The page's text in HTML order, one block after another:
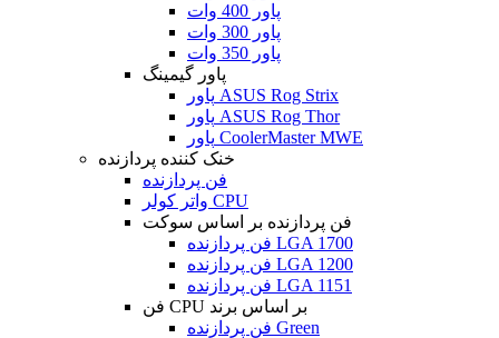
پاور 400 وات
پاور 300 وات
پاور 350 وات
پاور گیمینگ
پاور ASUS Rog Strix
پاور ASUS Rog Thor
پاور CoolerMaster MWE
خنک کننده پردازنده
فن پردازنده
واتر کولر CPU
فن پردازنده بر اساس سوکت
فن پردازنده LGA 1700
فن پردازنده LGA 1200
فن پردازنده LGA 1151
فن CPU بر اساس برند
فن پردازنده Green